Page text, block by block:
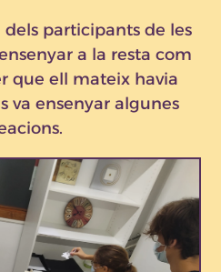
dels participants de les
a la resta com
que ell mateix havia
va ensenyar algunes